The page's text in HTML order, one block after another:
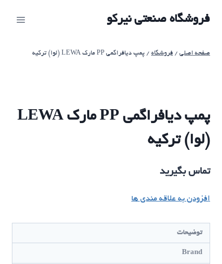
فروشگاه صنعتی نیرکو
صفحه اصلی / فروشگاه / پمپ دیافراگمی PP مارک LEWA (لوا) ترکیه
پمپ دیافراگمی PP مارک LEWA
(لوا) ترکیه
تماس بگیرید
افزودن به علاقه مندی ها
توضیحات
Brand